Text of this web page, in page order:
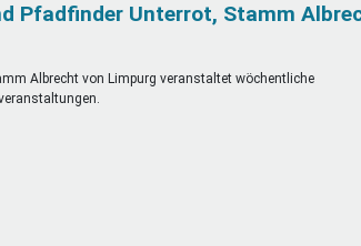
Pfadfinder Unterrot, Stamm
Albrecht von Limpurg veranstaltet wöchentliche